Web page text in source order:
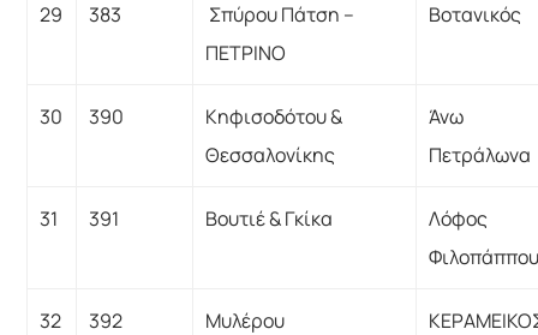
29 383
Σπύρου Πάτση –
ΠΕΤΡΙΝΟ
Βοτανικός
30 390
Κηφισοδότου &
Θεσσαλονίκης
Άνω
Πετράλωνα
31 391 Βουτιέ & Γκίκα
Λόφος
32 392 Μυλέρου